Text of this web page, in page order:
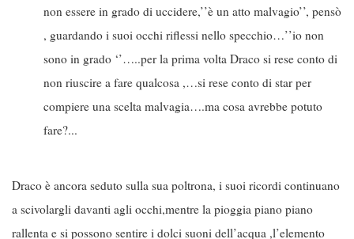
non essere in grado di uccidere,’’è un atto malvagio’’, pensò
, guardando i suoi occhi riflessi nello specchio…’’io non
sono in grado ‘’…..per la prima volta Draco si rese conto di
non riuscire a fare qualcosa ,…si rese conto di star per
compiere una scelta malvagia….ma cosa avrebbe potuto
fare?...
Draco è ancora seduto sulla sua poltrona, i suoi ricordi continuano
a scivolargli davanti agli occhi,mentre la pioggia piano piano
rallenta e si possono sentire i dolci suoni dell’acqua ,l’elemento